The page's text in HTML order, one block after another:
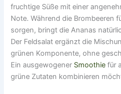
fruchtige Süße mit einer
Note. Während die Brombeeren
sorgen, bringt die Ananas
Der Feldsalat ergänzt die
grünen Komponente, ohne
Ein ausgewogener Smoothie für
grüne Zutaten kombinieren